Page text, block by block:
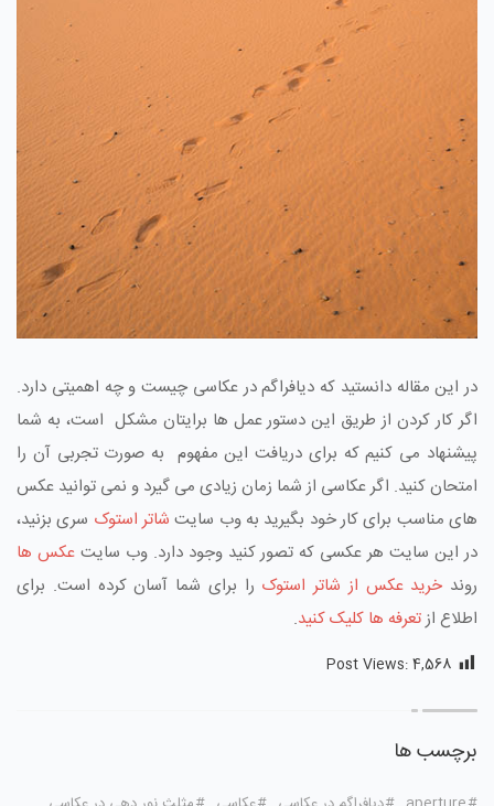
در این مقاله دانستید که دیافراگم در عکاسی چیست و چه اهمیتی دارد.
اگر کار کردن از طریق این دستور عمل ها برایتان مشکل است، به شما
پیشنهاد می کنیم که برای دریافت این مفهوم به صورت تجربی آن را
امتحان کنید. اگر عکاسی از شما زمان زیادی می گیرد و نمی توانید عکس
های مناسب برای کار خود بگیرید به وب سایت شاتر استوک سری بزنید،
در این سایت هر عکسی که تصور کنید وجود دارد. وب سایتعکس ها
روند خرید عکس از شاتر استوک را برای شما آسان کرده است. برای
اطلاع ازتعرفه ها کلیک کنید.
Post Views:4,568
برچسب ها